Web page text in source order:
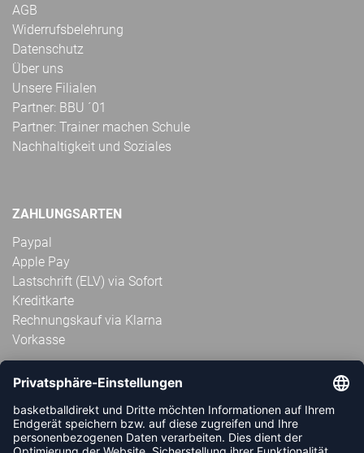
AGB
Widerrufsbelehrung
Datenschutz
Über uns
Unsere Filialen
Partner: BBU ´01
Partner: Trainer machen Schule
Nachhaltigkeit und Soziales
ZAHLUNGSARTEN
Paypal
Apple Pay
Lastschrift (ELV) via Sofort
Kreditkarte
Rechnungskauf via Klarna
Vorkasse
ABONNIERE JETZT DEN KOSTENLOSEN
HANDBALLDIREKT-NEWSLETTER UND VERPASSE KEINE
NEUIGKEIT ODER AKTION MEHR.